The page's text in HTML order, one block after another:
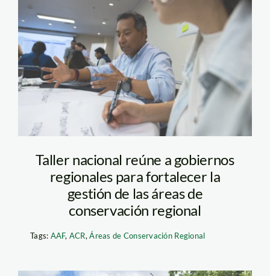
taller-acr-foto-diego-
perez-spda
Taller nacional reúne a gobiernos
regionales para fortalecer la
gestión de las áreas de
conservación regional
Tags: AAF, ACR,Áreas de Conservación Regional